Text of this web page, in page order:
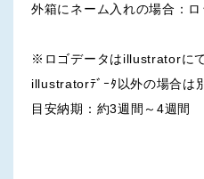
外箱にネーム入れの場合：
※ロゴデータはillustratorに
illustratorﾃﾞｰﾀ以外の場合は
目安納期：約3週間～4週間